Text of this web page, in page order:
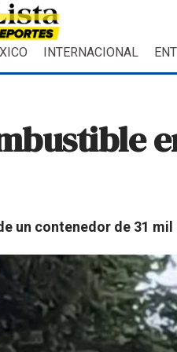
INTERNACIONAL
un contenedor de 31